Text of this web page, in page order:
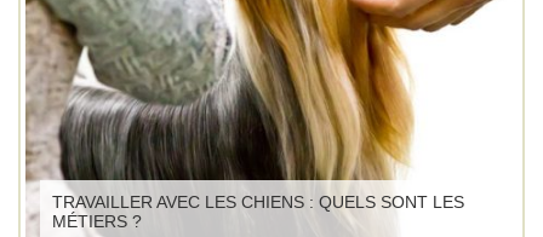
TRAVAILLER AVEC LES CHIENS : QUELS SONT LES
MÉTIERS ?